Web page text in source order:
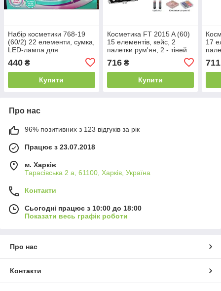
Набір косметики 768-19
(60/2) 22 елементи, сумка,
LED-лампа для
коробці
440 ₴
Купити
Косметика FT 2015 A (60)
15 елементів, кейс, 2
палетки рум'ян, 2 - тіней
пилочки для нігтів,
дзеркальце, в
716₴
Купити
17
711
Про нас
96% позитивних з 123 відгуків за рік
Працює з 23.07.2018
м. Харків
Тарасівська 2 а, 61100, Харків, Україна
Контакти
Сьогодні працює з 10:00 до 18:00
Показати весь графік роботи
Про нас
Контакти